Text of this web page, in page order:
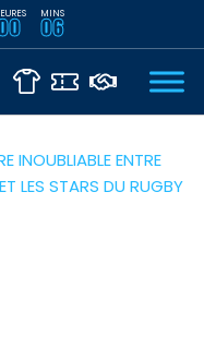
MINS
06
INOUBLIABLE ENTRE
LES STARS DU RUGBY